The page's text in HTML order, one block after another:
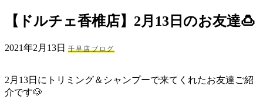
ェ
（福
県
【ドルチェ香椎店】2月13日のお友達🍮
2021年2月13日 千早店ブログ
2月13日にトリミング＆シャンプーで来てくれたお友達ご紹
介です🐶